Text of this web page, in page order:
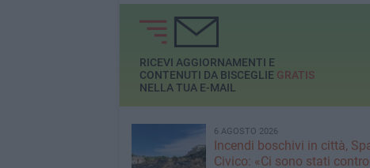
RICEVI AGGIORNAMENTI E
CONTENUTI DA BISCEGLIE GRATIS
NELLA TUA E-MAIL
6 AGOSTO 2026
Incendi boschivi in città,
Civico: «Ci sono stati